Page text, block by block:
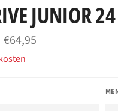
JUNIOR 24
Normaler
Preis
€64,95